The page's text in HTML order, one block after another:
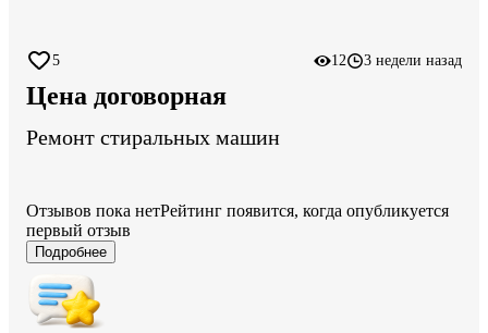
5 12 3 недели назад
Цена договорная
Ремонт стиральных машин
Отзывов пока нетРейтинг появится, когда опубликуется
первый отзыв
Подробнее